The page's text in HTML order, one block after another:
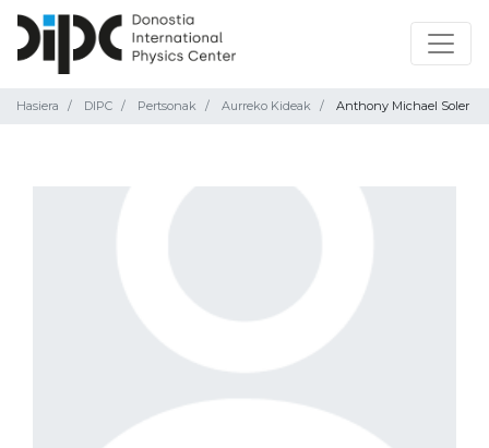
Hasiera DIPC Pertsonak Aurreko Kideak Anthony Michael Soler